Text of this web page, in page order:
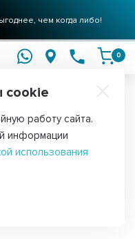
чем когда либо!
очистки воды подробнее
0
техники Для
печей
Bosch, 20w,
cookie
работу сайта.
информации
использования